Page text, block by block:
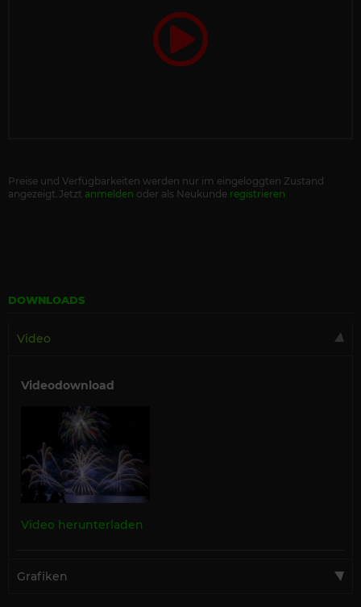
Preise und Verfügbarkeiten werden nur im eingeloggten Zustand
angezeigt.Jetzt anmelden oder als Neukunde registrieren
DOWNLOADS
Video
Videodownload
Video herunterladen
Grafiken